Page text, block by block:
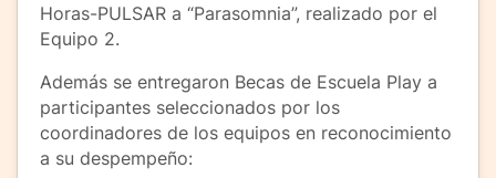
Horas-PULSAR a “Parasomnia”, realizado por el
Equipo 2.
Además se entregaron Becas de Escuela Play a
participantes seleccionados por los
coordinadores de los equipos en reconocimiento
a su despempeño: